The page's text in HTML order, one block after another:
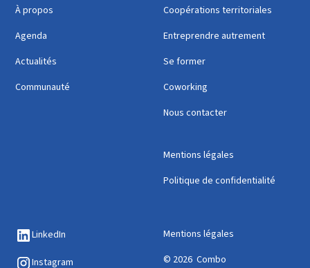
À propos
Agenda
Actualités
Communauté
Coopérations territoriales
Entreprendre autrement
Se former
Coworking
Nous contacter
Mentions légales
Politique de confidentialité
LinkedIn
Instagram
Mentions légales
© 2026 Combo